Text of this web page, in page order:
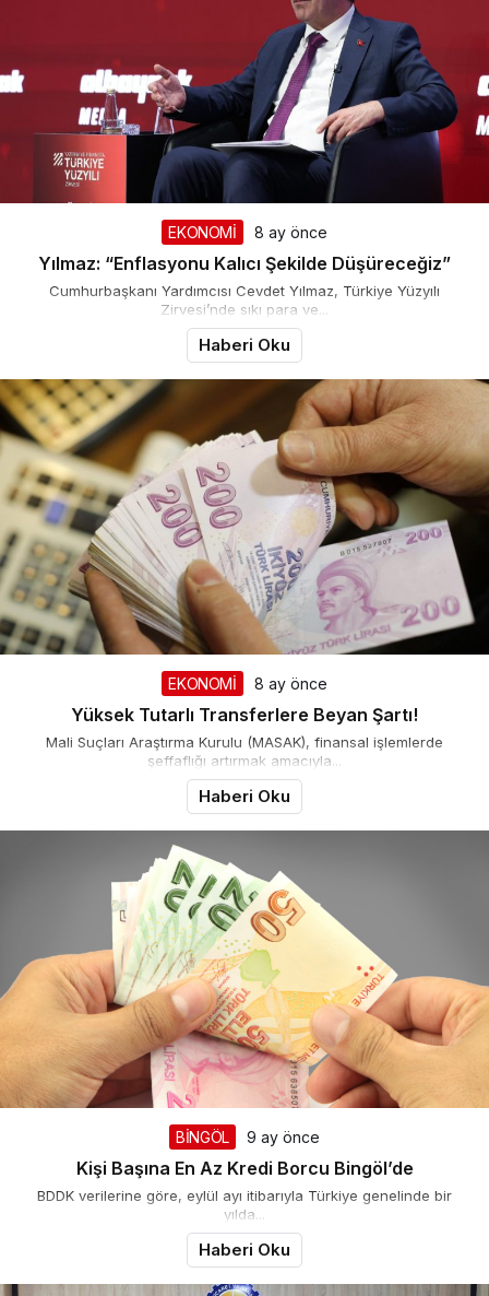
EKONOMİ 8 ay önce
Yılmaz: “Enflasyonu Kalıcı Şekilde Düşüreceğiz”
Cumhurbaşkanı Yardımcısı Cevdet Yılmaz, Türkiye Yüzyılı
Zirvesi’nde sıkı para ve...
Haberi Oku
EKONOMİ 8 ay önce
Yüksek Tutarlı Transferlere Beyan Şartı!
Mali Suçları Araştırma Kurulu (MASAK), finansal işlemlerde
şeffaflığı artırmak amacıyla...
Haberi Oku
BİNGÖL 9 ay önce
Kişi Başına En Az Kredi Borcu Bingöl’de
BDDK verilerine göre, eylül ayı itibarıyla Türkiye genelinde bir
yılda...
Haberi Oku
Takip Et